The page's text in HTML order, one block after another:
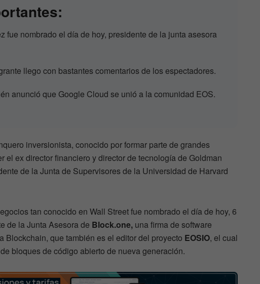
fue nombrado el día de hoy, presidente de la junta asesora
llego con bastantes comentarios de los espectadores.
anunció que Google Cloud se unió a la comunidad EOS.
inversionista, conocido por formar parte de grandes
el ex director financiero y director de tecnología de Goldman
de la Junta de Supervisores de la Universidad de Harvard
tan conocido en Wall Street fue nombrado el día de hoy, 6
de la Junta Asesora de Block.one, una firma de software
Blockchain, que también es el editor del proyecto EOSIO, el cual
bloques de código abierto de nueva generación.